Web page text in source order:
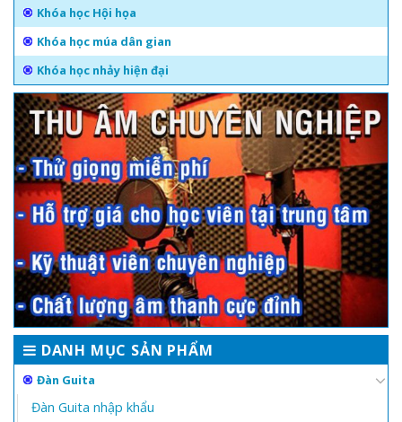
Khóa học Hội họa
Khóa học múa dân gian
Khóa học nhảy hiện đại
DANH MỤC SẢN PHẨM
Đàn Guita
Đàn Guita nhập khẩu